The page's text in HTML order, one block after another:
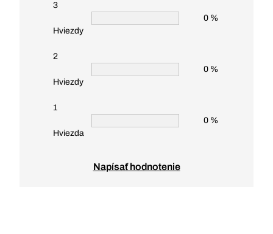
3
Hviezdy
0 %
2
Hviezdy
0 %
1
Hviezda
0 %
Napísať hodnotenie